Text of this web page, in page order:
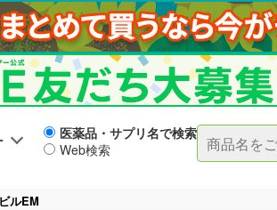
医薬品・サプリ名で検索
Web検索
ルEM